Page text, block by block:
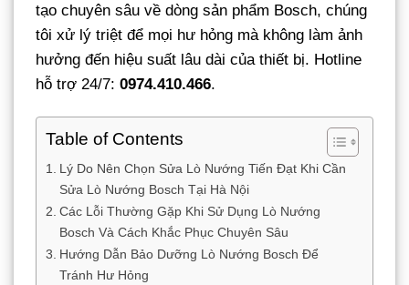
tạo chuyên sâu về dòng sản phẩm Bosch, chúng
tôi xử lý triệt để mọi hư hỏng mà không làm ảnh
hưởng đến hiệu suất lâu dài của thiết bị. Hotline
hỗ trợ 24/7: 0974.410.466.
Table of Contents
Lý Do Nên Chọn Sửa Lò Nướng Tiến Đạt Khi Cần
Sửa Lò Nướng Bosch Tại Hà Nội
Các Lỗi Thường Gặp Khi Sử Dụng Lò Nướng
Bosch Và Cách Khắc Phục Chuyên Sâu
Hướng Dẫn Bảo Dưỡng Lò Nướng Bosch Để
Tránh Hư Hỏng